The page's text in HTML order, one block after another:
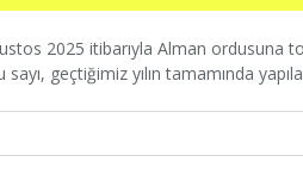
2025 itibarıyla Alman ordusuna
geçtiğimiz yılın tamamında